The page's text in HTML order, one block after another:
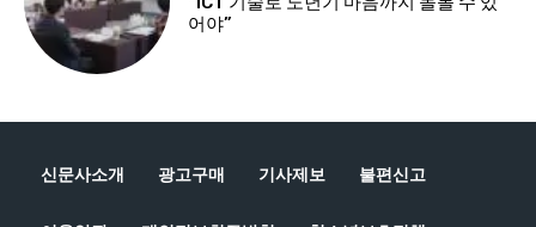
신문사소개 광고구매 기사제보 불편신고